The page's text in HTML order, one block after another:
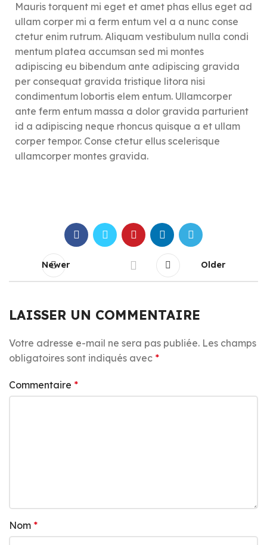
Mauris torquent mi eget et amet phas ellus eget ad
ullam corper mi a ferm entum vel a a nunc conse
ctetur enim rutrum. Aliquam vestibulum nulla condi
mentum platea accumsan sed mi montes
adipiscing eu bibendum ante adipiscing gravida
per consequat gravida tristique litora nisi
condimentum lobortis elem entum. Ullamcorper
ante ferm entum massa a dolor gravida parturient
id a adipiscing neque rhoncus quisque a et ullam
corper tempor. Conse ctetur ellus scelerisque
ullamcorper montes gravida.
Newer Older
LAISSER UN COMMENTAIRE
Votre adresse e-mail ne sera pas publiée. Les champs
obligatoires sont indiqués avec *
Commentaire *
Nom *